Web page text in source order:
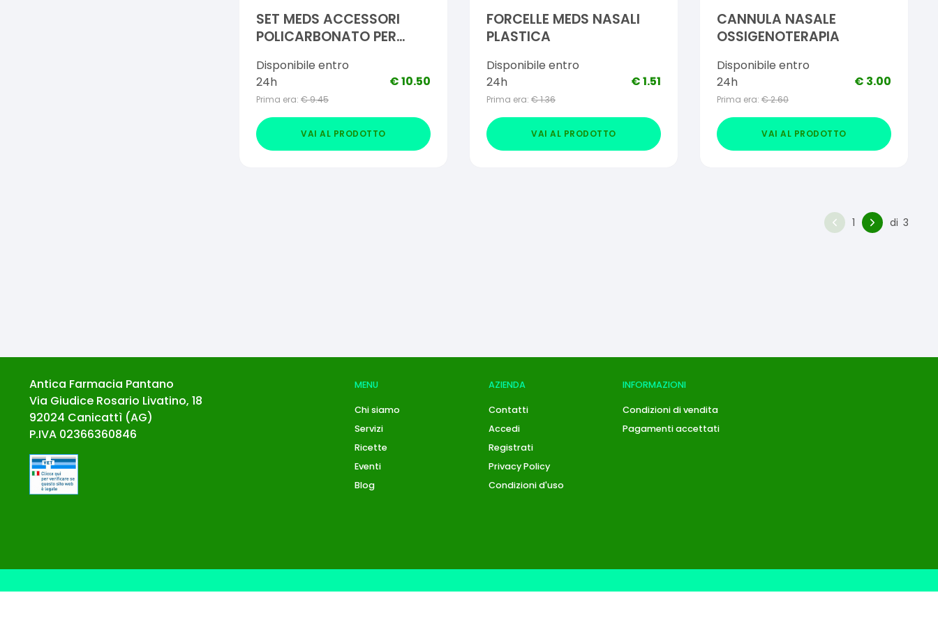
SET MEDS ACCESSORI
POLICARBONATO PER
Disponibile entro
24h
Prima era: €9.45
€10.50
VAI AL PRODOTTO
FORCELLE MEDS NASALI
PLASTICA
Disponibile entro
24h
Prima era: €1.36
€1.51
VAI AL PRODOTTO
CANNULA NASALE
OSSIGENOTERAPIA
Disponibile entro
24h
Prima era: €2.60
€ 3.00
VAI AL PRODOTTO
1 di 3
Antica Farmacia Pantano
Via Giudice Rosario Livatino, 18
92024 Canicattì (AG)
P.IVA 02366360846
MENU
Chi siamo
Servizi
Ricette
Eventi
Blog
AZIENDA
Contatti
Accedi
Registrati
Privacy Policy
Condizioni d'uso
INFORMAZIONI
Condizioni di vendita
Pagamenti accettati